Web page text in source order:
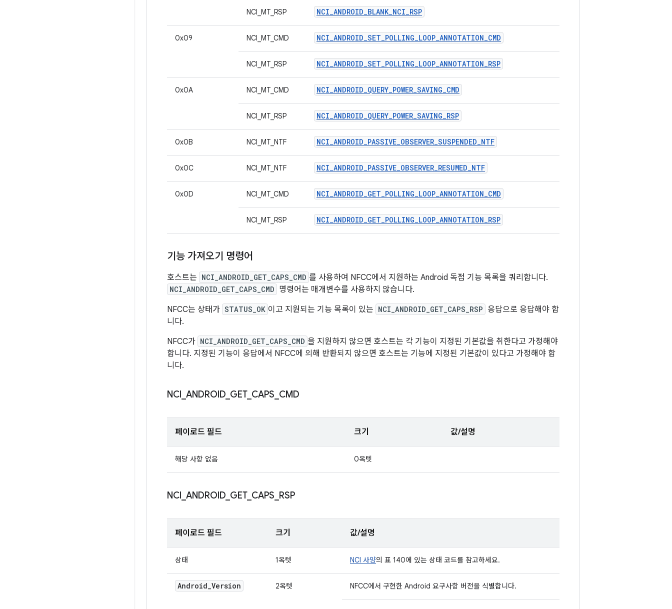
NCI_MT_RSP NCI_ANDROID_BLANK_NCI_RSP
0x09 NCI_MT_CMD NCI_ANDROID_SET_POLLING_LOOP_ANNOTATION_CMD
NCI_MT_RSP NCI_ANDROID_SET_POLLING_LOOP_ANNOTATION_RSP
0x0A NCI_MT_CMD NCI_ANDROID_QUERY_POWER_SAVING_CMD
NCI_MT_RSP NCI_ANDROID_QUERY_POWER_SAVING_RSP
0x0B NCI_MT_NTF NCI_ANDROID_PASSIVE_OBSERVER_SUSPENDED_NTF
0x0C NCI_MT_NTF NCI_ANDROID_PASSIVE_OBSERVER_RESUMED_NTF
0x0D NCI_MT_CMD NCI_ANDROID_GET_POLLING_LOOP_ANNOTATION_CMD
NCI_MT_RSP NCI_ANDROID_GET_POLLING_LOOP_ANNOTATION_RSP
기능 가져오기 명령어
호스트는 NCI_ANDROID_GET_CAPS_CMD 를 사용하여 NFCC에서 지원하는 Android 독점 기능 목록을 쿼리합니다.
NCI_ANDROID_GET_CAPS_CMD 명령어는 매개변수를 사용하지 않습니다.
NFCC는 상태가 STATUS_OK 이고 지원되는 기능 목록이 있는 NCI_ANDROID_GET_CAPS_RSP 응답으로 응답해야 합
니다.
NFCC가 NCI_ANDROID_GET_CAPS_CMD 을 지원하지 않으면 호스트는 각 기능이 지정된 기본값을 취한다고 가정해야
합니다. 지정된 기능이 응답에서 NFCC에 의해 반환되지 않으면 호스트는 기능에 지정된 기본값이 있다고 가정해야 합
니다.
NCI ANDROID GET_ CAPS CMD
페이로드 필드 크기 값/설명
해당 사항 없음 0옥텟
NCI ANDROID GET_ CAPS RSP
페이로드 필드 크기 값/설명
상태 1옥텟 NCI 사양의 표 140에 있는 상태 코드를 참고하세요.
Android_Version 2옥텟 NFCC에서 구현한 Android 요구사항 버전을 식별합니다.